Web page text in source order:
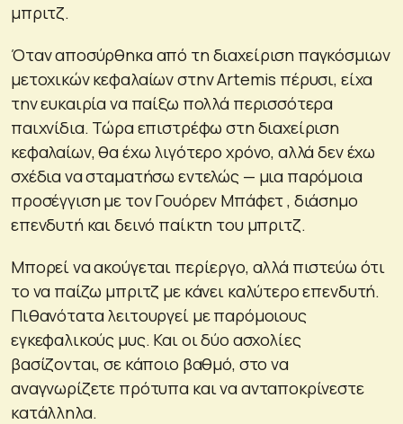
μπριτζ.
Όταν αποσύρθηκα από τη διαχείριση παγκόσμιων
μετοχικών κεφαλαίων στην Artemis πέρυσι, είχα
την ευκαιρία να παίξω πολλά περισσότερα
παιχνίδια. Τώρα επιστρέφω στη διαχείριση
κεφαλαίων, θα έχω λιγότερο χρόνο, αλλά δεν έχω
σχέδια να σταματήσω εντελώς — μια παρόμοια
προσέγγιση με τον Γουόρεν Μπάφετ , διάσημο
επενδυτή και δεινό παίκτη του μπριτζ.
Μπορεί να ακούγεται περίεργο, αλλά πιστεύω ότι
το να παίζω μπριτζ με κάνει καλύτερο επενδυτή.
Πιθανότατα λειτουργεί με παρόμοιους
εγκεφαλικούς μυς. Και οι δύο ασχολίες
βασίζονται, σε κάποιο βαθμό, στο να
αναγνωρίζετε πρότυπα και να ανταποκρίνεστε
κατάλληλα.